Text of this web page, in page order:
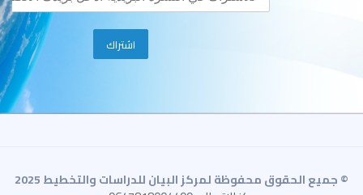
© جميع الحقوق محفوظة لمركز البيان للدراسات والتخطيط 2025